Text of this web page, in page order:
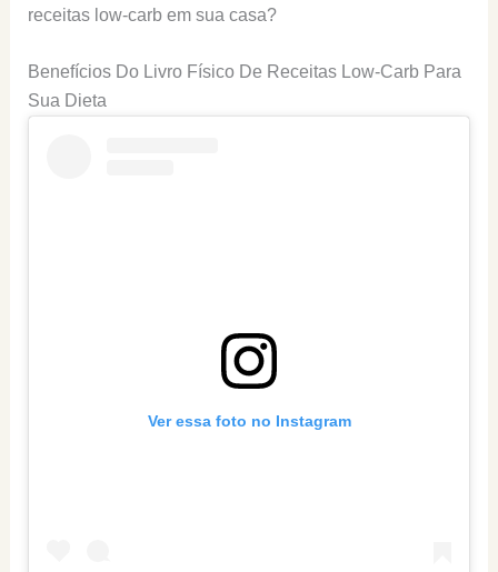
receitas low-carb em sua casa?
Benefícios Do Livro Físico De Receitas Low-Carb Para
Sua Dieta
Ver essa foto no Instagram